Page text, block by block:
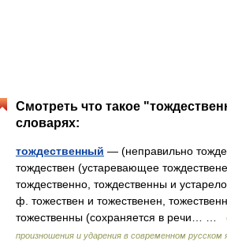
Смотреть что такое
словарях:
тождественный — (неправильно
тождествен (устаревающее
тождественно, тождественны и
ф. тожествен и тожественен,
тожественны (сохраняется в речи… …
произношения и ударения в современном русском